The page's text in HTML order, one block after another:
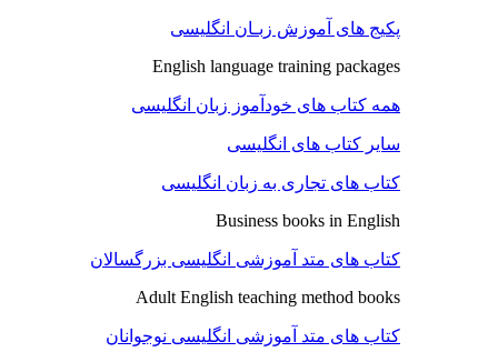
پکیج های آموزش زبـان انگلیسی
English language training packages
همه کتاب های خودآموز زبان انگلیسی
سایر کتاب های انگلیسی
کتاب های تجاری به زبان انگلیسی
Business books in English
کتاب های متد آموزشی انگلیسی بزرگسالان
Adult English teaching method books
کتاب های متد آموزشی انگلیسی نوجوانان